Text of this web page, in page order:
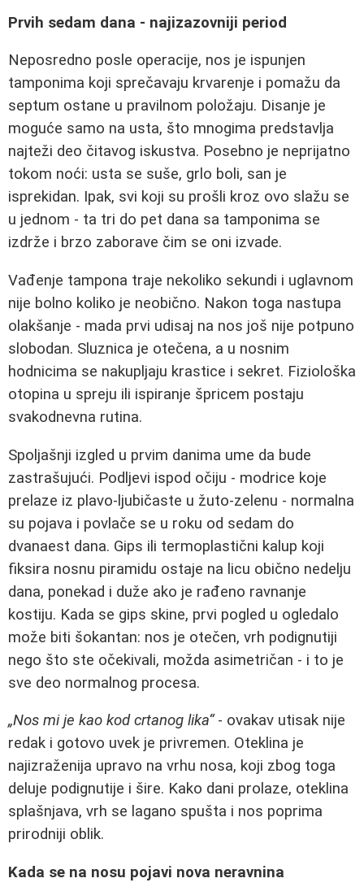
Prvih sedam dana - najizazovniji period
Neposredno posle operacije, nos je ispunjen
tamponima koji sprečavaju krvarenje i pomažu da
septum ostane u pravilnom položaju. Disanje je
moguće samo na usta, što mnogima predstavlja
najteži deo čitavog iskustva. Posebno je neprijatno
tokom noći: usta se suše, grlo boli, san je
isprekidan. Ipak, svi koji su prošli kroz ovo slažu se
u jednom - ta tri do pet dana sa tamponima se
izdrže i brzo zaborave čim se oni izvade.
Vađenje tampona traje nekoliko sekundi i uglavnom
nije bolno koliko je neobično. Nakon toga nastupa
olakšanje - mada prvi udisaj na nos još nije potpuno
slobodan. Sluznica je otečena, a u nosnim
hodnicima se nakupljaju krastice i sekret. Fiziološka
otopina u spreju ili ispiranje špricem postaju
svakodnevna rutina.
Spoljašnji izgled u prvim danima ume da bude
zastrašujući. Podljevi ispod očiju - modrice koje
prelaze iz plavo-ljubičaste u žuto-zelenu - normalna
su pojava i povlače se u roku od sedam do
dvanaest dana. Gips ili termoplastični kalup koji
fiksira nosnu piramidu ostaje na licu obično nedelju
dana, ponekad i duže ako je rađeno ravnanje
kostiju. Kada se gips skine, prvi pogled u ogledalo
može biti šokantan: nos je otečen, vrh podignutiji
nego što ste očekivali, možda asimetričan - i to je
sve deo normalnog procesa.
„Nos mi je kao kod crtanog lika“- ovakav utisak nije
redak i gotovo uvek je privremen. Oteklina je
najizraženija upravo na vrhu nosa, koji zbog toga
deluje podignutije i šire. Kako dani prolaze, oteklina
splašnjava, vrh se lagano spušta i nos poprima
prirodniji oblik.
Kada se na nosu pojavi nova neravnina